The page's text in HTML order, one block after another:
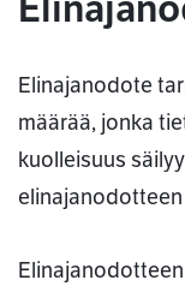
Elinajanodote
määrää, jonka
kuolleisuus